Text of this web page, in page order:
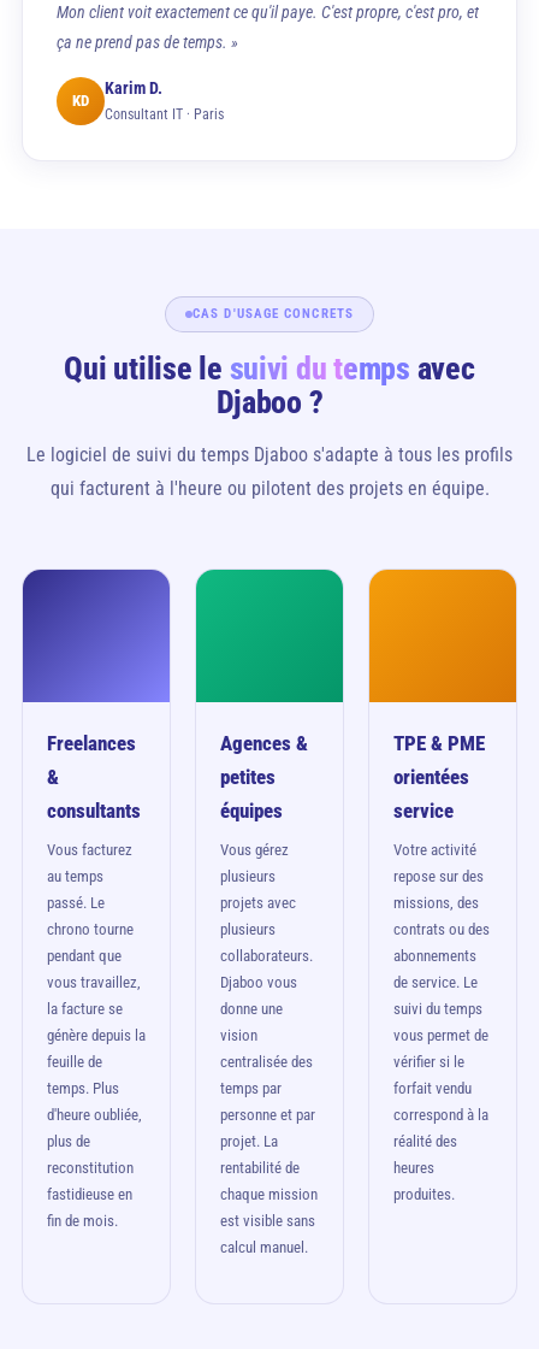
Mon client voit exactement ce qu'il paye. C'est propre, c'est pro, et
ça ne prend pas de temps. »
KD
Karim D.
Consultant IT · Paris
CAS D'USAGE CONCRETS
Qui utilise le suivi du temps avec
Djaboo ?
Le logiciel de suivi du temps Djaboo s'adapte à tous les profils
qui facturent à l'heure ou pilotent des projets en équipe.
Freelances
&
consultants
Vous facturez
au temps
passé. Le
chrono tourne
pendant que
vous travaillez,
la facture se
génère depuis la
feuille de
temps. Plus
d'heure oubliée,
plus de
reconstitution
fastidieuse en
fin de mois.
Agences &
petites
équipes
Vous gérez
plusieurs
projets avec
plusieurs
collaborateurs.
Djaboo vous
donne une
vision
centralisée des
temps par
personne et par
projet. La
rentabilité de
chaque mission
est visible sans
calcul manuel.
TPE & PME
orientées
service
Votre activité
repose sur des
missions, des
contrats ou des
abonnements
de service. Le
suivi du temps
vous permet de
vérifier si le
forfait vendu
correspond à la
réalité des
heures
produites.